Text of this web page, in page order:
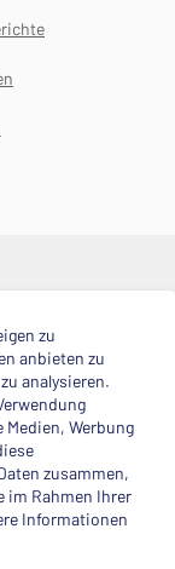
Kontakt
zu
anbieten zu
analysieren.
Medien, Werbung
zusammen,
im Rahmen Ihrer
Informationen